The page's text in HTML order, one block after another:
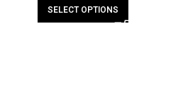
SELECT OPTIONS